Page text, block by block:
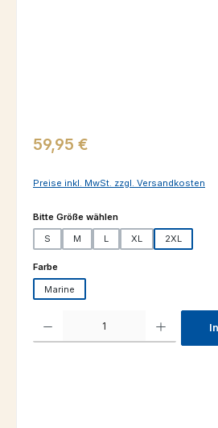
Regulärer Preis:
59,95 €
Preise inkl. MwSt. zzgl. Versandkosten
Bitte Größe wählenauswählen
S M L XL 2XL
Farbeauswählen
Marine